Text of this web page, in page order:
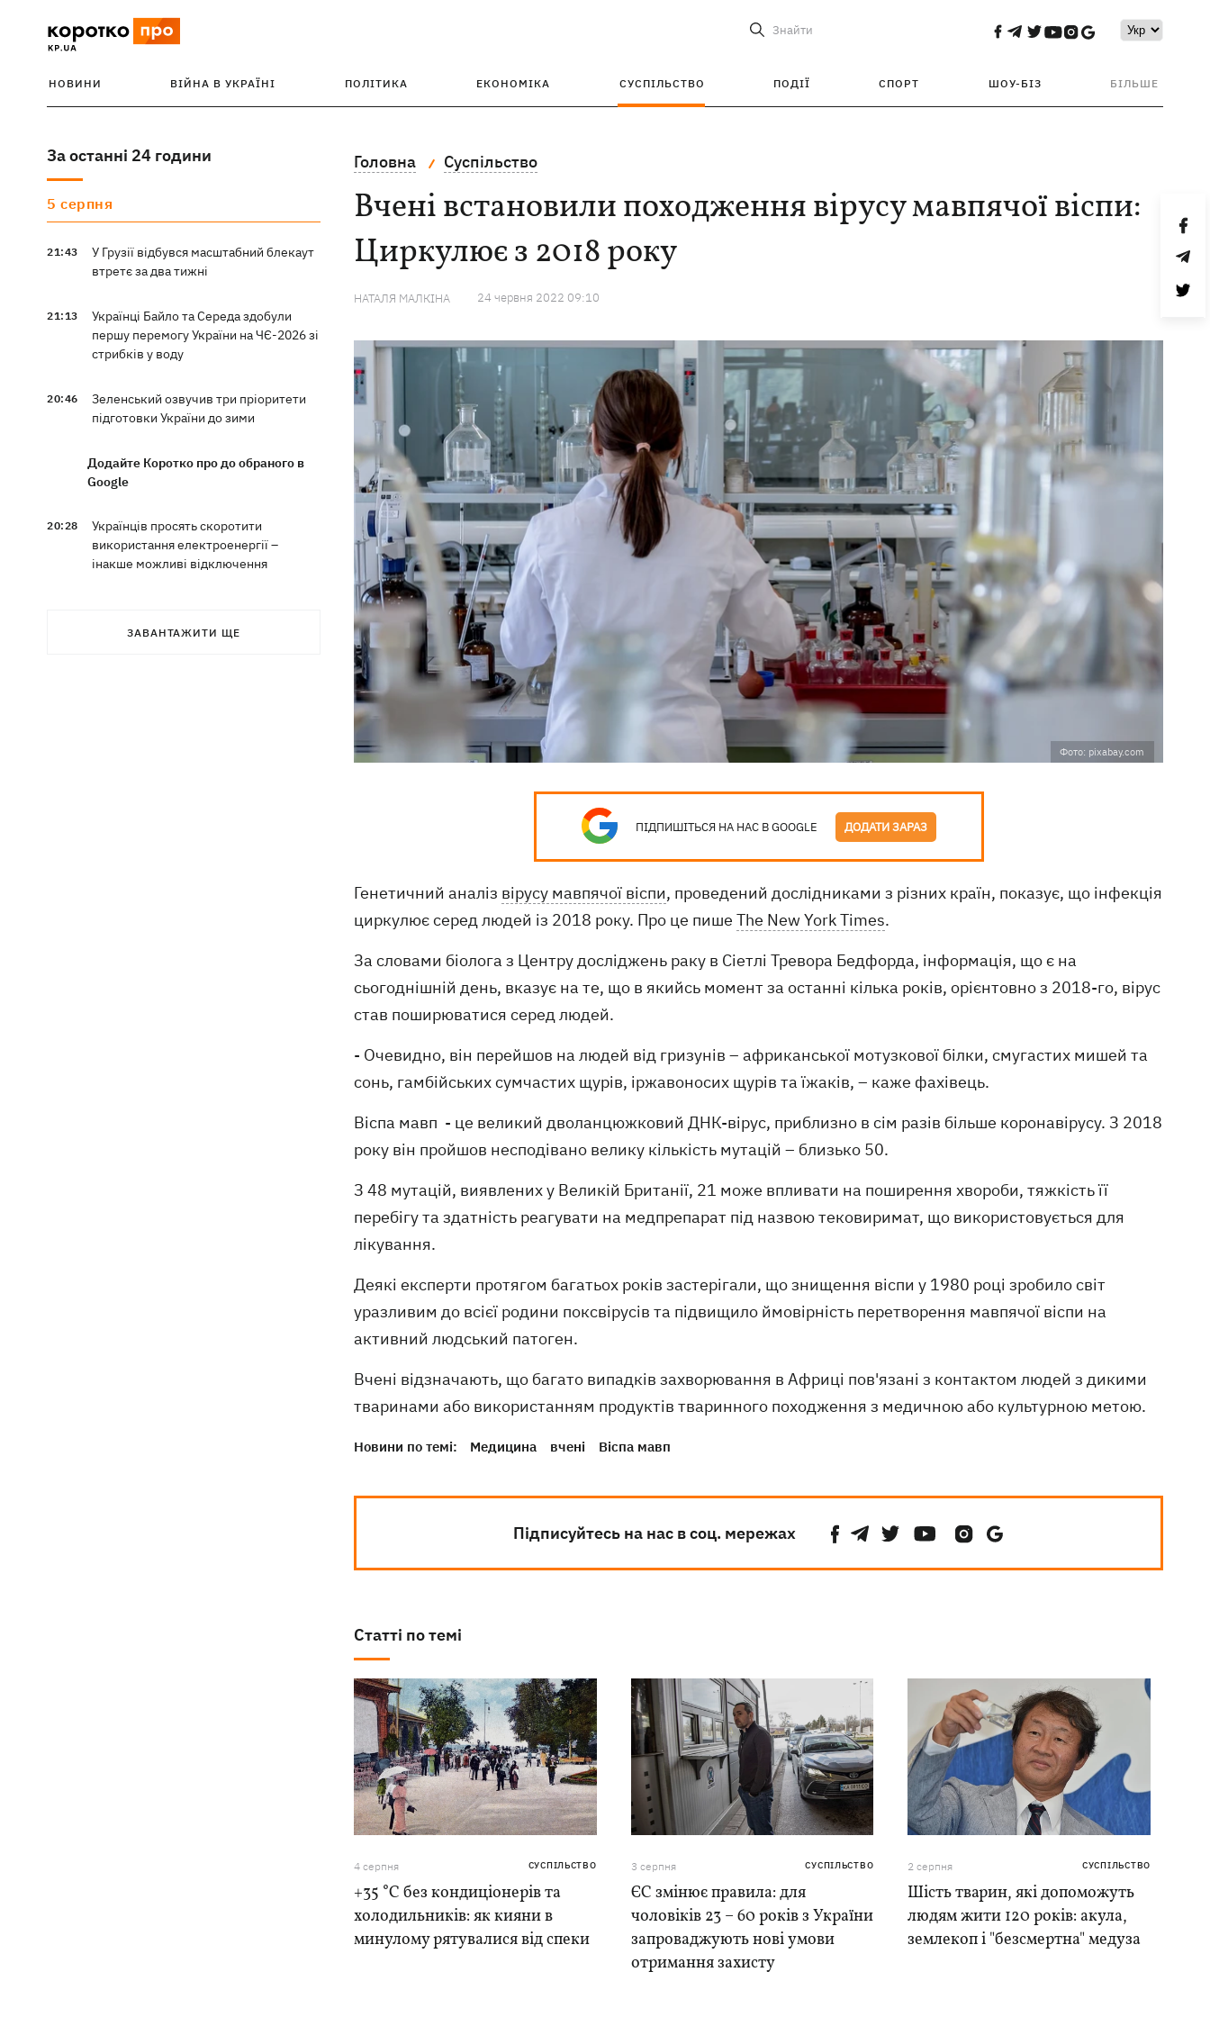
Знайти
НОВИНИ ВІЙНА В УКРАЇНІ ПОЛІТИКА ЕКОНОМІКА СУСПІЛЬСТВО ПОДІЇ СПОРТ ШОУ-БІЗ БІЛЬШЕ
За останні 24 години
5 серпня
21:43
У Грузії відбувся масштабний блекаут
втретє за два тижні
21:13
Українці Байло та Середа здобули
першу перемогу України на ЧЄ-2026 зі
стрибків у воду
20:46
Зеленський озвучив три пріоритети
підготовки України до зими
Додайте Коротко про до обраного в
Google
20:28
Українців просять скоротити
використання електроенергії –
інакше можливі відключення
блискавки просто на полі
ЗАВАНТАЖИТИ ЩЕ
Головна Суспільство
Вчені встановили походження вірусу мавпячої віспи:
Циркулює з 2018 року
НАТАЛЯ МАЛКІНА 24 червня 2022 09:10
Фото: pixabay.com
ПІДПИШІТЬСЯ НА НАС В GOOGLE ДОДАТИ ЗАРАЗ
Генетичний аналіз вірусу мавпячої віспи, проведений дослідниками з різних країн, показує, що інфекція
циркулює серед людей із 2018 року. Про це пише The New York Times.
За словами біолога з Центру досліджень раку в Сіетлі Тревора Бедфорда, інформація, що є на
сьогоднішній день, вказує на те, що в якийсь момент за останні кілька років, орієнтовно з 2018-го, вірус
став поширюватися серед людей.
- Очевидно, він перейшов на людей від гризунів – африканської мотузкової білки, смугастих мишей та
сонь, гамбійських сумчастих щурів, іржавоносих щурів та їжаків, – каже фахівець.
Віспа мавп - це великий дволанцюжковий ДНК-вірус, приблизно в сім разів більше коронавірусу. З 2018
року він пройшов несподівано велику кількість мутацій – близько 50.
З 48 мутацій, виявлених у Великій Британії, 21 може впливати на поширення хвороби, тяжкість її
перебігу та здатність реагувати на медпрепарат під назвою тековиримат, що використовується для
лікування.
Деякі експерти протягом багатьох років застерігали, що знищення віспи у 1980 році зробило світ
уразливим до всієї родини поксвірусів та підвищило ймовірність перетворення мавпячої віспи на
активний людський патоген.
Вчені відзначають, що багато випадків захворювання в Африці пов'язані з контактом людей з дикими
тваринами або використанням продуктів тваринного походження з медичною або культурною метою.
Новини по темі: Медицина вчені Віспа мавп
Підписуйтесь на нас в соц. мережах
Статті по темі
4 серпня СУСПІЛЬСТВО
+35 °C без кондиціонерів та
холодильників: як кияни в
минулому рятувалися від спеки
3 серпня СУСПІЛЬСТВО
ЄС змінює правила: для
чоловіків 23 – 60 років з України
запроваджують нові умови
отримання захисту
2 серпня СУСПІЛЬСТВО
Шість тварин, які допоможуть
людям жити 120 років: акула,
землекоп і "безсмертна" медуза